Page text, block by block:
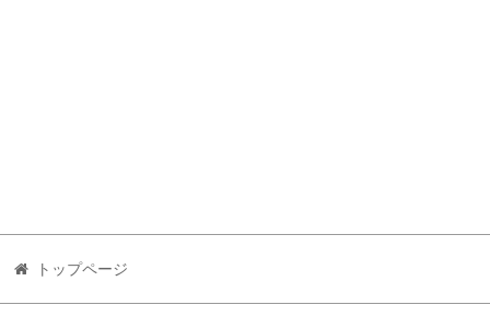
トップページ